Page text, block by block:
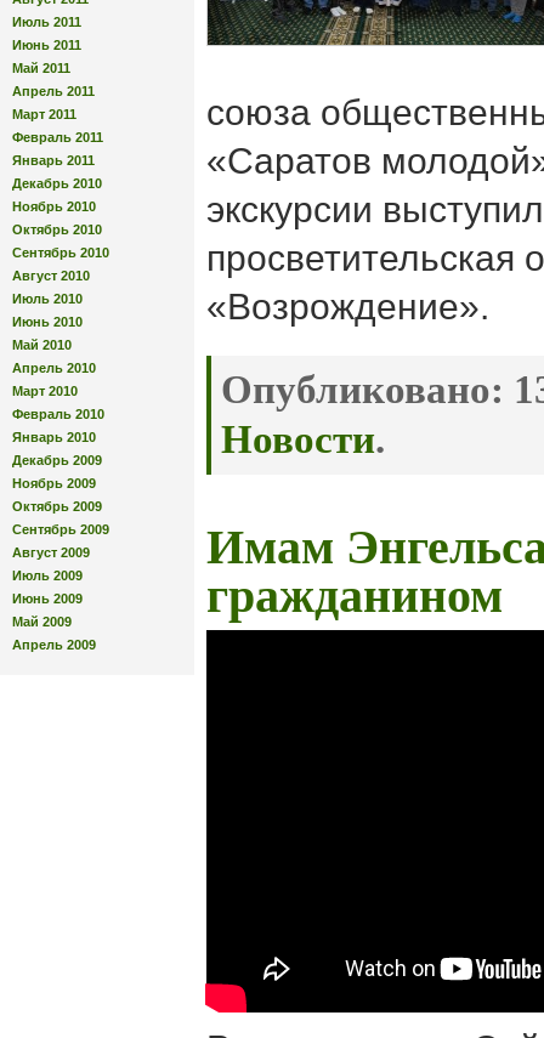
Июль 2011
Июнь 2011
Май 2011
Апрель 2011
Март 2011
Февраль 2011
Январь 2011
Декабрь 2010
Ноябрь 2010
Октябрь 2010
Сентябрь 2010
Август 2010
Июль 2010
Июнь 2010
Май 2010
Апрель 2010
Март 2010
Февраль 2010
Январь 2010
Декабрь 2009
Ноябрь 2009
Октябрь 2009
Сентябрь 2009
Август 2009
Июль 2009
Июнь 2009
Май 2009
Апрель 2009
союза
«Саратов
экскурсии
просветительская
«Возрождение».
Опубликовано:
Новости.
Имам
гражданином